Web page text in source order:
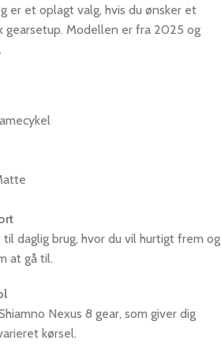
er et oplagt valg, hvis du ønsker et
gearsetup. Modellen er fra 2025 og
daglig brug, hvor du vil hurtigt frem og
at gå til.
Nexus 8 gear, som giver dig
kørsel.